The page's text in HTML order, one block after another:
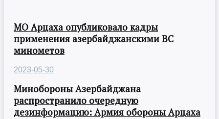
МО Арцаха опубликовало кадры
применения азербайджанскими ВС
минометов
2023-05-30
Минобороны Азербайджана
распространило очередную
дезинформацию: Армия обороны Арцаха